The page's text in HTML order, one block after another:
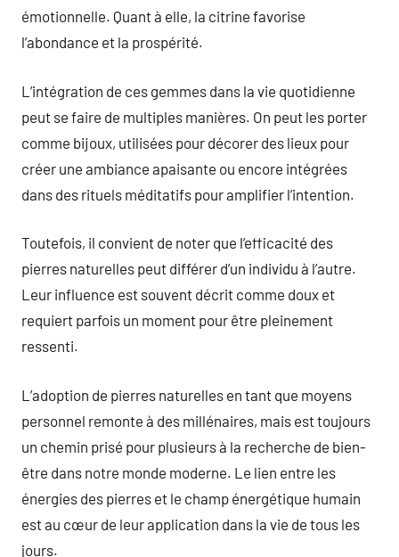
émotionnelle. Quant à elle, la citrine favorise
l’abondance et la prospérité.
L’intégration de ces gemmes dans la vie quotidienne
peut se faire de multiples manières. On peut les porter
comme bijoux, utilisées pour décorer des lieux pour
créer une ambiance apaisante ou encore intégrées
dans des rituels méditatifs pour amplifier l’intention.
Toutefois, il convient de noter que l’efficacité des
pierres naturelles peut différer d’un individu à l’autre.
Leur influence est souvent décrit comme doux et
requiert parfois un moment pour être pleinement
ressenti.
L’adoption de pierres naturelles en tant que moyens
personnel remonte à des millénaires, mais est toujours
un chemin prisé pour plusieurs à la recherche de bien-
être dans notre monde moderne. Le lien entre les
énergies des pierres et le champ énergétique humain
est au cœur de leur application dans la vie de tous les
jours.